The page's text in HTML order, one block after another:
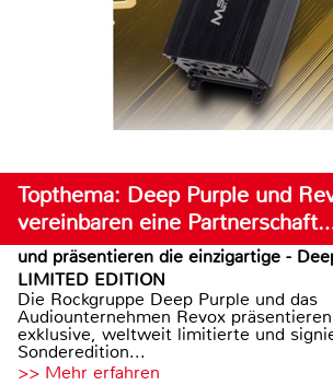
Topthema: Deep Purple und
vereinbaren eine
und präsentieren die einzigartige -
LIMITED EDITION
Die Rockgruppe Deep Purple und das
Audiounternehmen Revox
exklusive, weltweit limitierte und
Sonderedition...
>> Mehr erfahren